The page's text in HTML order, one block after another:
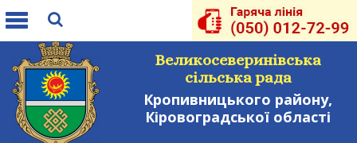
Toggle
Великосеверинівська
сільська рада
Кропивницького району,
Кіровоградської області